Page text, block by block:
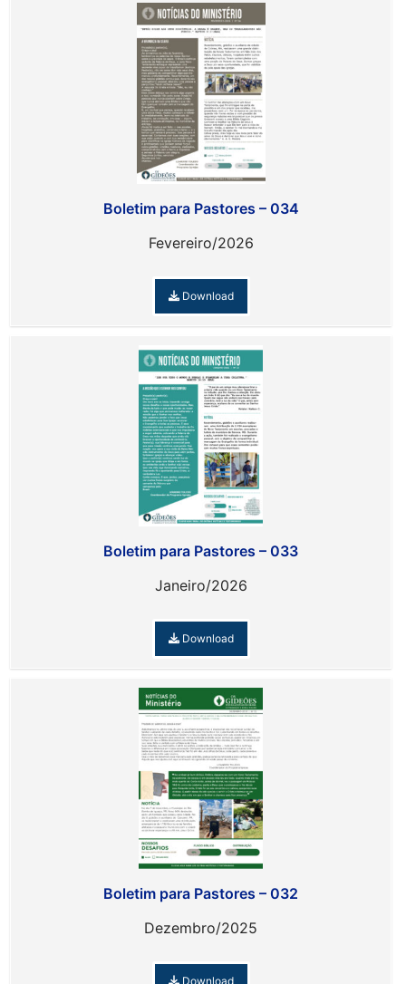
Boletim para Pastores – 034
Fevereiro/2026
Download
Boletim para Pastores – 033
Janeiro/2026
Download
Boletim para Pastores – 032
Dezembro/2025
Download